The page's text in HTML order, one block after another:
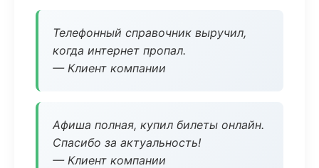
Телефонный справочник выручил,
когда интернет пропал.
— Клиент компании
Афиша полная, купил билеты онлайн.
Спасибо за актуальность!
— Клиент компании